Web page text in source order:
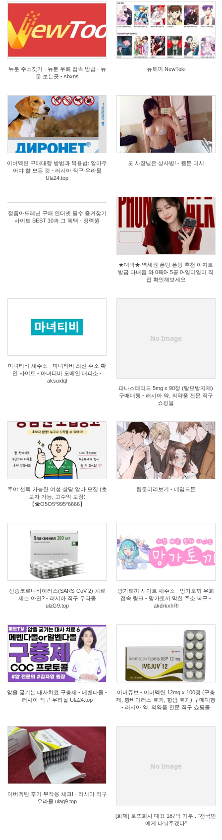
2
뉴툰 주소찾기 - 뉴툰 우회 접속 방법 - 뉴
툰 보는곳 - sbxns
1
뉴토끼 NewToki
3
이버멕틴 구매대행 방법과 복용법: 알아두
어야 할 모든 것 - 러시아 직구 우라몰
Ula24.top
1
오 사장님은 상사병! - 웹툰 디시
정품아드레닌 구매 인터넷 필수 즐겨찾기
사이트 BEST 10과 그 혜택 - 정력원
1
★대박★ 역세권 폰팅 폰팅 추천 아지트
방금 다녀옴 와 0육0- 5공 0-일이일이 직
접 확인해보세요
마녀티비 새주소 - 마녀티비 최신 주소 확
인 사이트 - 마녀티비 도메인 대피소 -
aksuxlql
No Image
피나스테리드 5mg x 90정 (탈모방지제)
구매대행 - 러시아 약, 의약품 전문 직구
쇼핑몰
주야 선택 가능한 여성 상담 알바 모집 (초
보자 가능, 고수익 보장)
【☎O5O5*995*6666】
1
웹툰미리보기 - 네임드툰
신종코로나바이러스(SARS-CoV-2) 치료
제는 아연? - 러시아 직구 우라몰
ulaG9.top
0
망가토끼 사이트 새주소 - 망가토끼 우회
접속 링크 - 망가토끼 막힌 주소 복구 -
akdrkxhRl
0
암을 굶기는 대사치료 구충제 - 메벤다졸 -
러시아 직구 우라몰 Ula24.top
이버쥬브 - 이버멕틴 12mg x 100정 (구충
제, 항바이러스 효과, 항암 효과) 구매대행
- 러시아 약, 의약품 전문 직구 쇼핑몰
이버멕틴 후기 부작용 체크! - 러시아 직구
우라몰 ulag9.top
No Image
[화제] 로또회사 대표 187억 기부.. "전국민
에게 나눠주겠다"